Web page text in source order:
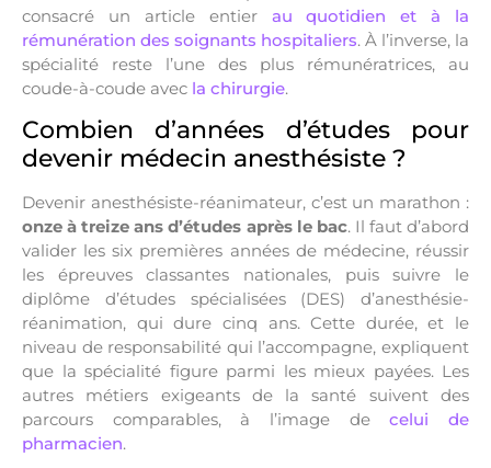
consacré un article entier au quotidien et à la
rémunération des soignants hospitaliers. À l’inverse, la
spécialité reste l’une des plus rémunératrices, au
coude-à-coude avec la chirurgie.
Combien d’années d’études pour
devenir médecin anesthésiste ?
Devenir anesthésiste-réanimateur, c’est un marathon :
onze à treize ans d’études après le bac. Il faut d’abord
valider les six premières années de médecine, réussir
les épreuves classantes nationales, puis suivre le
diplôme d’études spécialisées (DES) d’anesthésie-
réanimation, qui dure cinq ans. Cette durée, et le
niveau de responsabilité qui l’accompagne, expliquent
que la spécialité figure parmi les mieux payées. Les
autres métiers exigeants de la santé suivent des
parcours comparables, à l’image decelui de
pharmacien.